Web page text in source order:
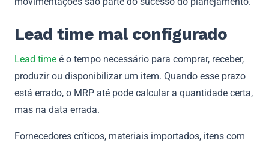
Lead time mal configurado
Lead time é o tempo necessário para comprar, receber,
produzir ou disponibilizar um item. Quando esse prazo
está errado, o MRP até pode calcular a quantidade certa,
mas na data errada.
Fornecedores críticos, materiais importados, itens com